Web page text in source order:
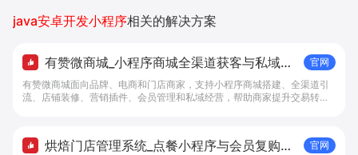
java安卓开发小程序相关的解决方案
有赞微商城_小程序商城全渠道获客与私域复
购工具 - 做生意, 找有赞
官网
有赞微商城面向品牌、电商和门店商家，支持小程序商城搭建、全渠道引
流、店铺装修、营销插件、会员管理和私域经营，帮助商家提升交易转化
烘焙门店管理系统_点餐小程序与会员复购工
官网